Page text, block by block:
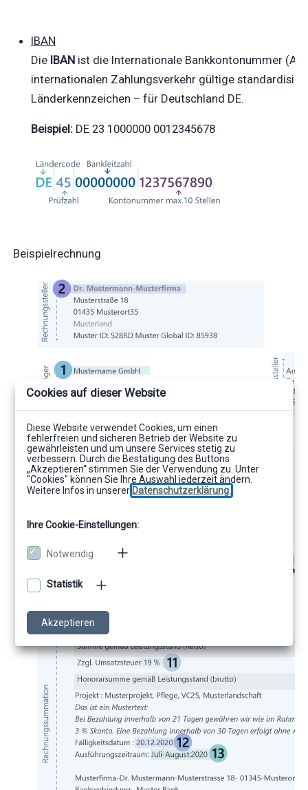
IBAN
Die IBANist die Internationale Bankkontonummer
internationalen Zahlungsverkehr gültige
Länderkennzeichen – für Deutschland DE.
Beispiel: DE 23 1000000 0012345678
Beispielrechnung
Cookies auf dieser Website
Diese Website verwendet Cookies, um einen
fehlerfreien und sicheren Betrieb der Website zu
gewährleisten und um unsere Services stetig zu
verbessern. Durch die Bestätigung des Buttons
„Akzeptieren“ stimmen Sie der Verwendung zu. Unter
"Cookies" können Sie Ihre Auswahl jederzeit ändern.
Weitere Infos in unserer Datenschutzerklärung.
Ihre Cookie-Einstellungen:
Notwendig
Statistik
Akzeptieren